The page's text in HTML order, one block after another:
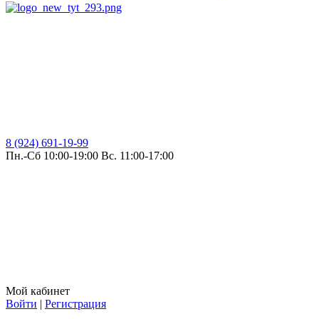
8 (924) 691-19-99
Пн.-Сб 10:00-19:00 Вс. 11:00-17:00
Мой кабинет
Войти | Регистрация